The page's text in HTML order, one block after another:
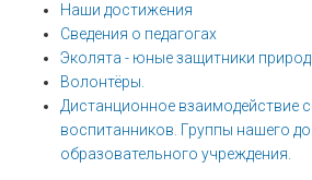
Наши достижения
Сведения о педагогах
Эколята - юные защитники
Волонтёры.
Дистанционное взаимодействие
воспитанников. Группы нашего
образовательного учреждения.